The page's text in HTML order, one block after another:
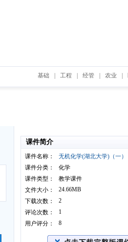
基础 工程 经管 农业
课件简介
课件名称：
无机化学(湖北大学)（一）
课件分类：
化学
课件类型：
教学课件
文件大小：
24.66MB
下载次数：
2
评论次数：
1
用户评分：
8